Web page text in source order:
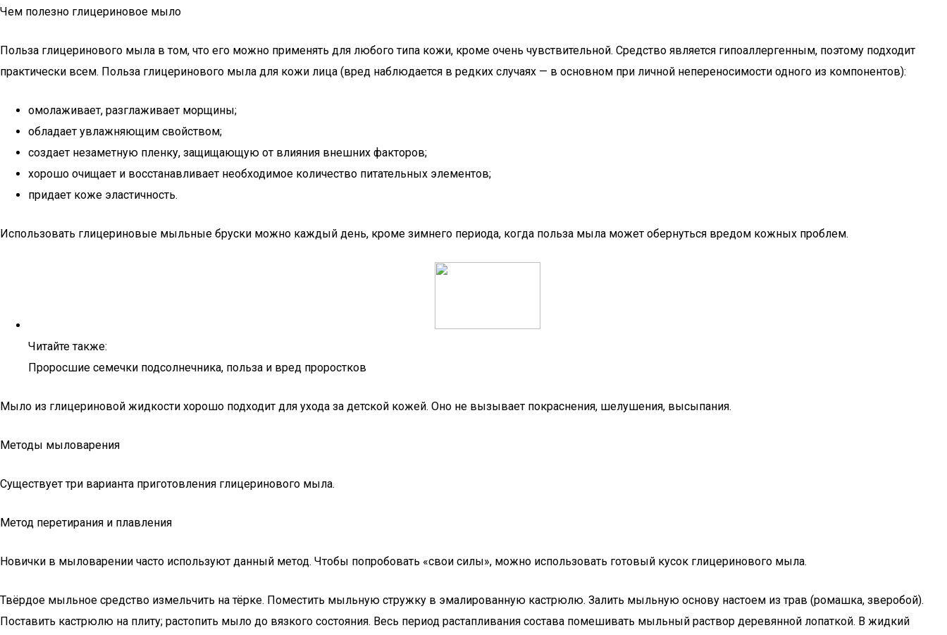
Чем полезно глицериновое мыло
Польза глицеринового мыла в том, что его можно применять для любого типа кожи, кроме очень чувствительной. Средство является гипоаллергенным, поэтому подходит
практически всем. Польза глицеринового мыла для кожи лица (вред наблюдается в редких случаях — в основном при личной непереносимости одного из компонентов):
омолаживает, разглаживает морщины;
обладает увлажняющим свойством;
создает незаметную пленку, защищающую от влияния внешних факторов;
хорошо очищает и восстанавливает необходимое количество питательных элементов;
придает коже эластичность.
Использовать глицериновые мыльные бруски можно каждый день, кроме зимнего периода, когда польза мыла может обернуться вредом кожных проблем.
Читайте также:
Проросшие семечки подсолнечника, польза и вред проростков
Мыло из глицериновой жидкости хорошо подходит для ухода за детской кожей. Оно не вызывает покраснения, шелушения, высыпания.
Методы мыловарения
Существует три варианта приготовления глицеринового мыла.
Метод перетирания и плавления
Новички в мыловарении часто используют данный метод. Чтобы попробовать «свои силы», можно использовать готовый кусок глицеринового мыла.
Твёрдое мыльное средство измельчить на тёрке. Поместить мыльную стружку в эмалированную кастрюлю. Залить мыльную основу настоем из трав (ромашка, зверобой).
Поставить кастрюлю на плиту; растопить мыло до вязкого состояния. Весь период растапливания состава помешивать мыльный раствор деревянной лопаткой. В жидкий